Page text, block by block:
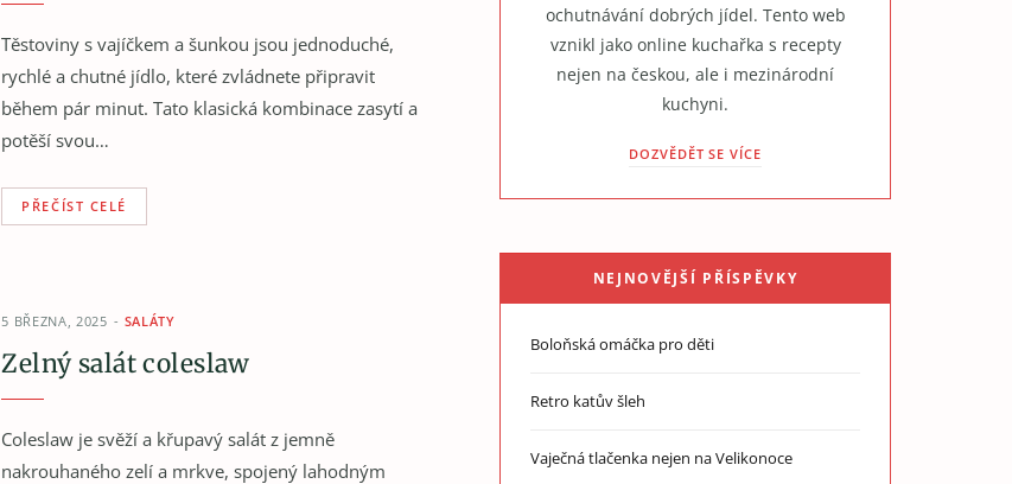
Těstoviny s vajíčkem a šunkou jsou jednoduché,
rychlé a chutné jídlo, které zvládnete připravit
během pár minut. Tato klasická kombinace zasytí a
potěší svou…
PŘEČÍST CELÉ
5 BŘEZNA, 2025 SALÁTY
Zelný salát coleslaw
Coleslaw je svěží a křupavý salát z jemně
nakrouhaného zelí a mrkve, spojený lahodným
ochutnávání dobrých jídel. Tento web
vznikl jako online kuchařka s recepty
nejen na českou, ale i mezinárodní
kuchyni.
DOZVĚDĚT SE VÍCE
NEJNOVĚJŠÍ PŘÍSPĚVKY
Boloňská omáčka pro děti
Retro katův šleh
Vaječná tlačenka nejen na Velikonoce